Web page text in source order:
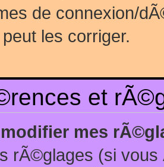
de connexion/
les corriger.
et
mes
rÃ©glages (si